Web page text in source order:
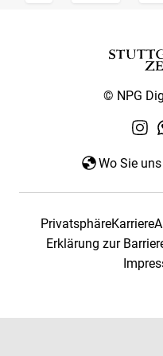
© NPG
Wo Sie
PrivatsphäreKarriere
Erklärung zur